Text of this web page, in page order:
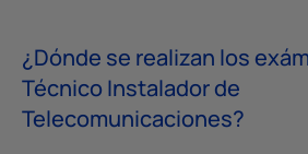
¿Dónde se realizan los
Técnico Instalador de
Telecomunicaciones?